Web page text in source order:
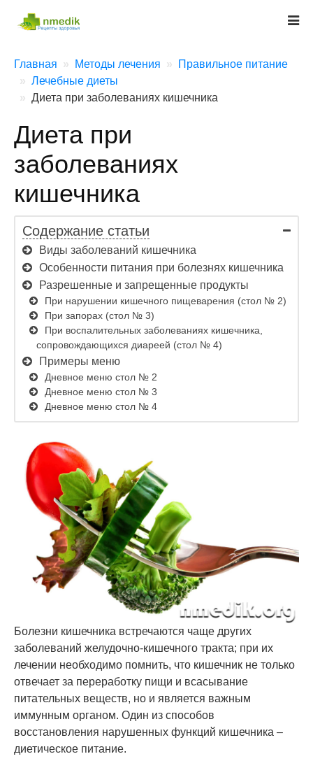
Главная Методы лечения
Правильное питание
Лечебные диеты
Диета при заболеваниях кишечника
Диета при
заболеваниях
кишечника
Содержание статьи
Виды заболеваний кишечника
Особенности питания при болезнях кишечника
Разрешенные и запрещенные продукты
При нарушении кишечного пищеварения (стол № 2)
При запорах (стол № 3)
При воспалительных заболеваниях кишечника,
сопровождающихся диареей (стол № 4)
Примеры меню
Дневное меню стол № 2
Дневное меню стол № 3
Дневное меню стол № 4
Болезни кишечника встречаются чаще других
заболеваний желудочно-кишечного тракта; при их
лечении необходимо помнить, что кишечник не только
отвечает за переработку пищи и всасывание
питательных веществ, но и является важным
иммунным органом. Один из способов
восстановления нарушенных функций кишечника –
диетическое питание.